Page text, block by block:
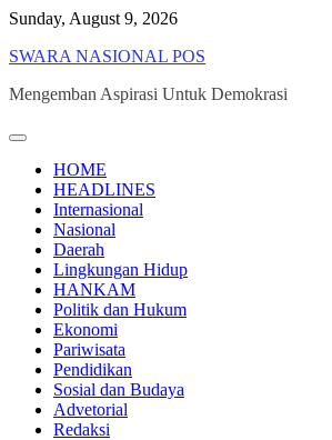
Skip
content
Sunday, August 9, 2026
SWARA NASIONAL POS
Mengemban Aspirasi Untuk Demokrasi
HOME
HEADLINES
Internasional
Nasional
Daerah
Lingkungan Hidup
HANKAM
Politik dan Hukum
Ekonomi
Pariwisata
Pendidikan
Sosial dan Budaya
Advetorial
Redaksi